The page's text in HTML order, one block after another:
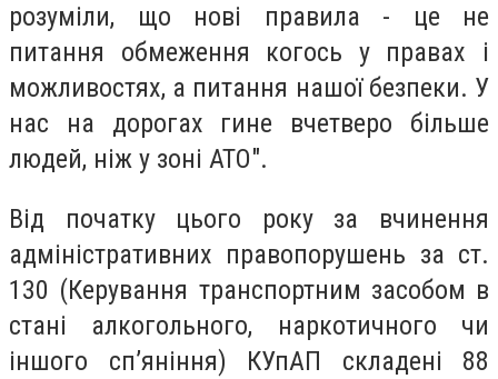
розуміли, що нові правила - це не
питання обмеження когось у правах і
можливостях, а питання нашої безпеки. У
нас на дорогах гине вчетверо більше
людей, ніж у зоні АТО".
Від початку цього року за вчинення
адміністративних правопорушень за ст.
130 (Керування транспортним засобом в
стані алкогольного, наркотичного чи
іншого сп’яніння) КУпАП складені 88